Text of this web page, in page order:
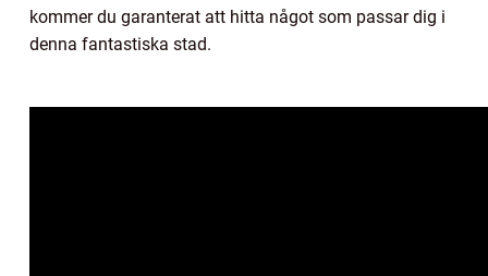
kommer du garanterat att hitta något som passar dig i
denna fantastiska stad.